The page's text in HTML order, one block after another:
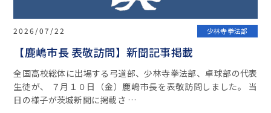
2026/07/22 少林寺拳法部
【鹿嶋市長 表敬訪問】新聞記事掲載
全国高校総体に出場する弓道部、少林寺拳法部、卓球部の代表
生徒が、 ７月１０日（金）鹿嶋市長を表敬訪問しました。 当
日の様子が茨城新聞に掲載さ …